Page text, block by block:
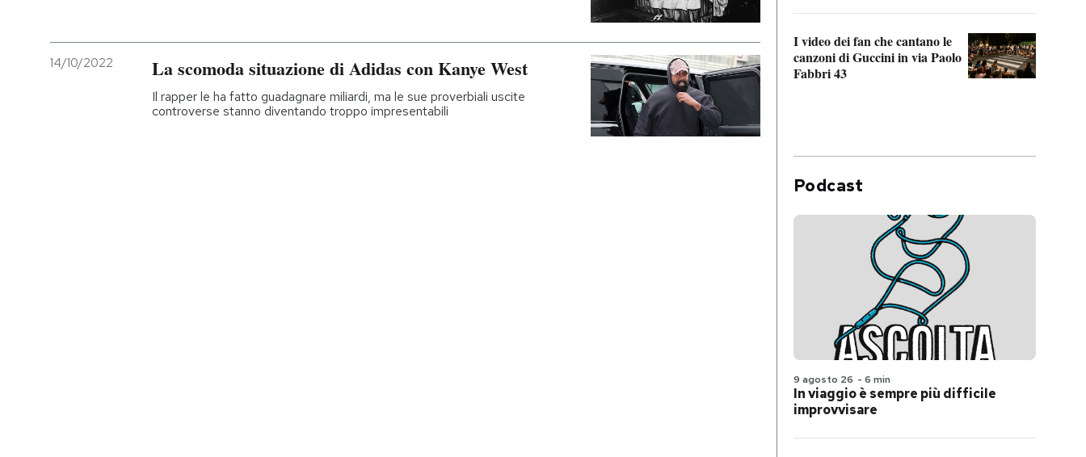
14/10/2022 La scomoda situazione di Adidas con Kanye West
Il rapper le ha fatto guadagnare miliardi, ma le sue proverbiali uscite
controverse stanno diventando troppo impresentabili
I video dei fan che cantano le
canzoni di Guccini in via Paolo
Fabbri 43
Podcast
9 agosto 26 - 6 min
In viaggio è sempre più difficile
improvvisare